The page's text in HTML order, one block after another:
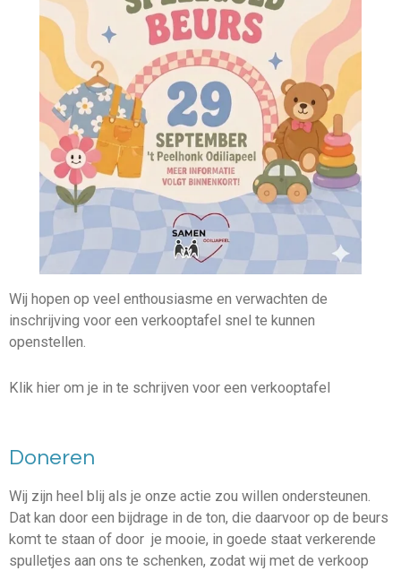
Wij hopen op veel enthousiasme en verwachten de
inschrijving voor een verkooptafel snel te kunnen
openstellen.
Klik hier om je in te schrijven voor een verkooptafel
Doneren
Wij zijn heel blij als je onze actie zou willen ondersteunen.
Dat kan door een bijdrage in de ton, die daarvoor op de beurs
komt te staan of door je mooie, in goede staat verkerende
spulletjes aan ons te schenken, zodat wij met de verkoop